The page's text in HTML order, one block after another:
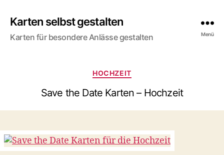
Karten selbst gestalten
Karten für besondere Anlässe gestalten Menü
Kategorien
HOCHZEIT
Save the Date Karten – Hochzeit